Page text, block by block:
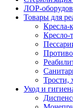
ЛОР-
Товары для
Кресла-
Кресло-
Трости,
Уход и